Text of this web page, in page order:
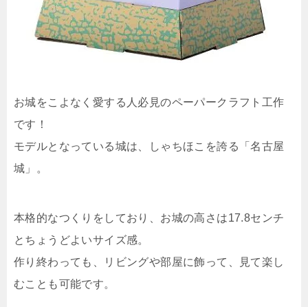
お城をこよなく愛する人必見のペーパークラフト工作
です！
モデルとなっている城は、しゃちほこを誇る「名古屋
城」。
本格的なつくりをしており、お城の高さは17.8センチ
とちょうどよいサイズ感。
作り終わっても、リビングや部屋に飾って、見て楽し
むことも可能です。